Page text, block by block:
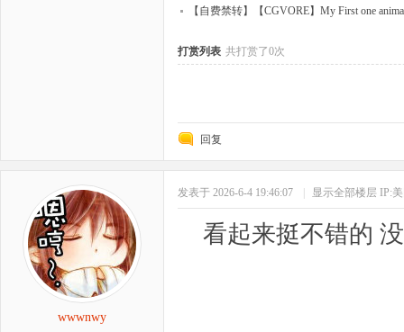
【自费禁转】【CGVORE】My First one
打赏列表 共打赏了0次
回复
wwwnwy
发表于 2026-6-4 19:46:07 显示全部楼层 IP:
看起来挺不错的